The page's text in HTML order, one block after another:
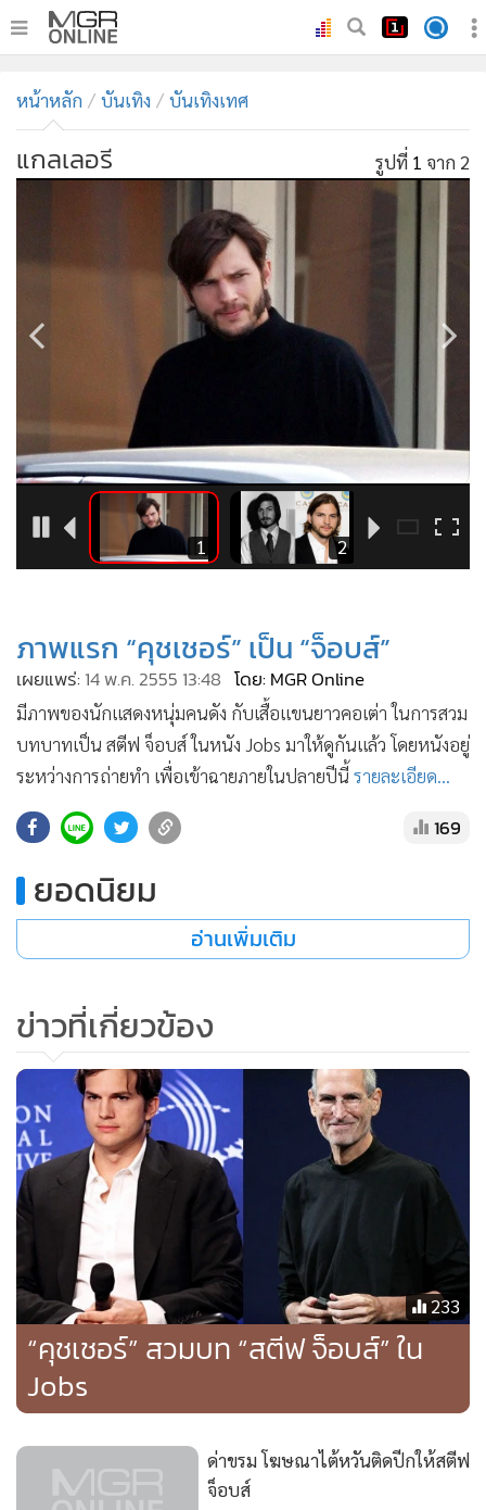
ทันเหตุการณ์
• ภาคใต้
• ภูมิภาค
คอลัมนิสต์
ละคร
Cyber BIZ
• ผู้จัดกวน
• Good health & Well-being
Green Innovation & SD
Management & HR
• การเมือง
• ท่องเที่ยว
• กีฬา
• ต่างประเทศ
• Special Scoop
• เศรษฐกิจ-ธุรกิจ
ชุมชน-คุณภาพชีวิต
• อาชญากรรม
• Motoring
• วิทยาศาสตร์
• SMEs
• อินโดจีน
• กองทุนรวม
• Celeb Online
•
Factcheck
• News1
• Gotomanager
ภาพแรก “คุชเชอร์” เป็น “จ็อบส์”
เผยแพร่: 14 พ.ค. 2555 13:48 โดย: MGR Online
มีภาพของนักแสดงหนุ่มคนดัง กับเสื้อแขนยาวคอเต่า ในการสวม
บทบาทเป็น สตีฟ จ็อบส์ ในหนัง Jobs มาให้ดูกันแล้ว โดยหนังอยู่
ระหว่างการถ่ายทำ เพื่อเข้าฉายภายในปลายปีนี้ รายละเอียด...
169
ยอดนิยม
อ่านเพิ่มเติม
ข่าวที่เกี่ยวข้อง
233
“คุชเชอร์” สวมบท “สตีฟ จ็อบส์” ใน
Jobs
ด่าขรม โฆษณาไต้หวันติดปีกให้สตีฟ
จ็อบส์
หน้าหลัก บันเทิง บันเทิงเทศ
แกลเลอรี รูปที่ 1 จาก 2
1 2